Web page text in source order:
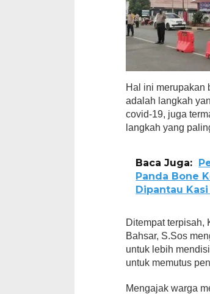
Hal ini merupakan
adalah langkah
covid-19, juga
langkah yang
Baca Juga:
Panda Bone
Dipantau
Ditempat terpisah,
Bahsar, S.Sos
untuk lebih
untuk memutus
Mengajak warga